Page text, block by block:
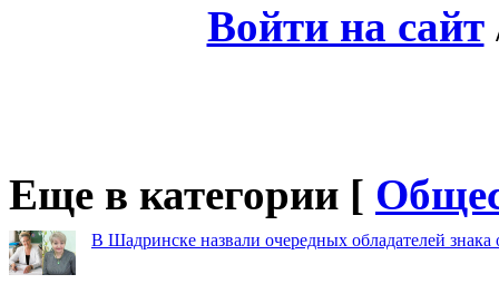
Войти на сайт
Еще в категории [
В Шадринске назвали очередных обладателей знака